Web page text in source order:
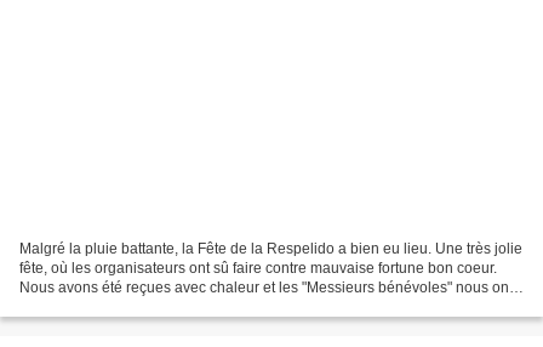
Malgré la pluie battante, la Fête de la Respelido a bien eu lieu. Une très jolie
fête, où les organisateurs ont sû faire contre mauvaise fortune bon coeur.
Nous avons été reçues avec chaleur et les "Messieurs bénévoles" nous ont